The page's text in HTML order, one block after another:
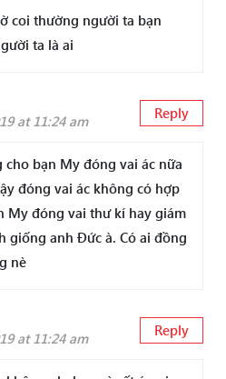
coi thường người ta bạn
ta là ai
at 11:24 am
Reply
bạn My đóng vai ác nữa
đóng vai ác không có hợp
My đóng vai thư kí hay giám
giống anh Đức à. Có ai đồng
nè
at 11:24 am
Reply